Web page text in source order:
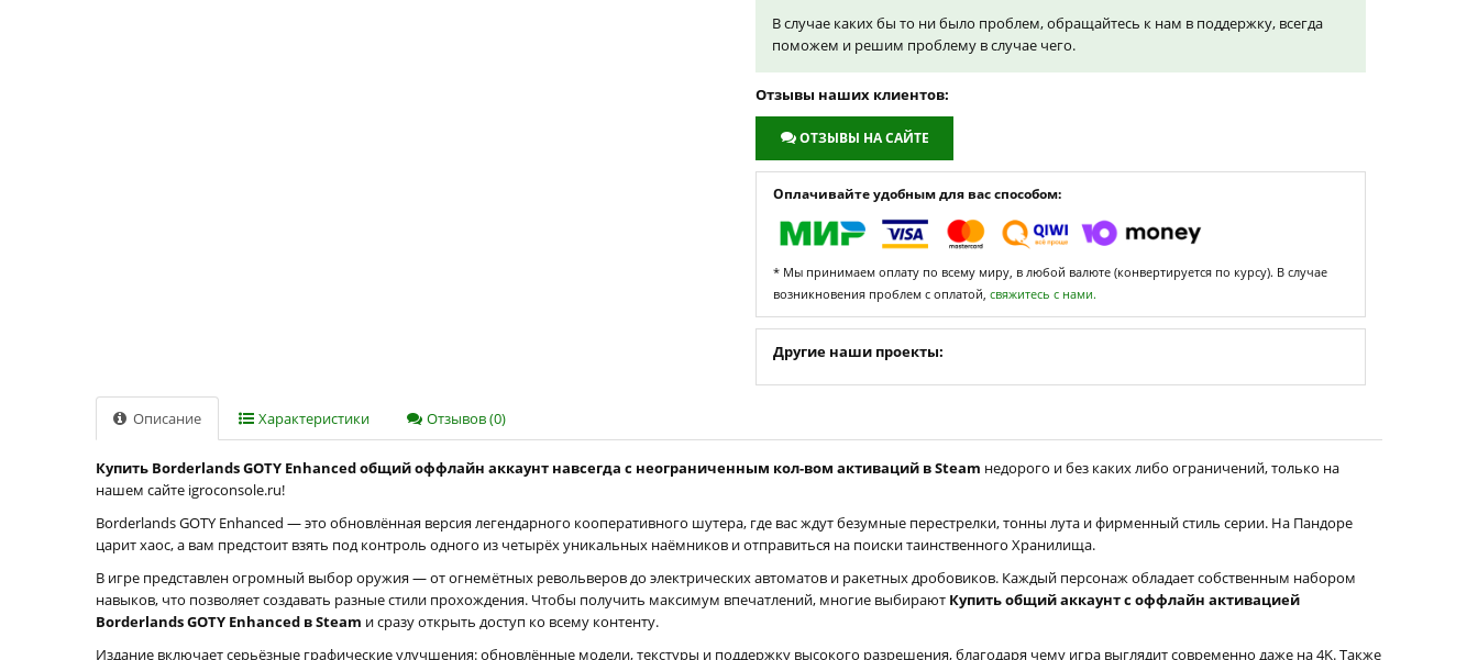
В случае каких бы то ни было проблем, обращайтесь к нам в поддержку, всегда
поможем и решим проблему в случае чего.
Отзывы наших клиентов:
ОТЗЫВЫ НА САЙТЕ
Оплачивайте удобным для вас способом:
* Мы принимаем оплату по всему миру, в любой валюте (конвертируется по курсу). В случае
возникновения проблем с оплатой, свяжитесь с нами.
Другие наши проекты:
Описание Характеристики Отзывов (0)
Купить Borderlands GOTY Enhanced общий оффлайн аккаунт навсегда с неограниченным кол-вом активаций в Steam недорого и без каких либо ограничений, только на
нашем сайте igroconsole.ru!
Borderlands GOTY Enhanced — это обновлённая версия легендарного кооперативного шутера, где вас ждут безумные перестрелки, тонны лута и фирменный стиль серии. На Пандоре
царит хаос, а вам предстоит взять под контроль одного из четырёх уникальных наёмников и отправиться на поиски таинственного Хранилища.
В игре представлен огромный выбор оружия — от огнемётных револьверов до электрических автоматов и ракетных дробовиков. Каждый персонаж обладает собственным набором
навыков, что позволяет создавать разные стили прохождения. Чтобы получить максимум впечатлений, многие выбирают Купить общий аккаунт с оффлайн активацией
Borderlands GOTY Enhanced в Steam и сразу открыть доступ ко всему контенту.
Издание включает серьёзные графические улучшения: обновлённые модели, текстуры и поддержку высокого разрешения, благодаря чему игра выглядит современно даже на 4K. Также